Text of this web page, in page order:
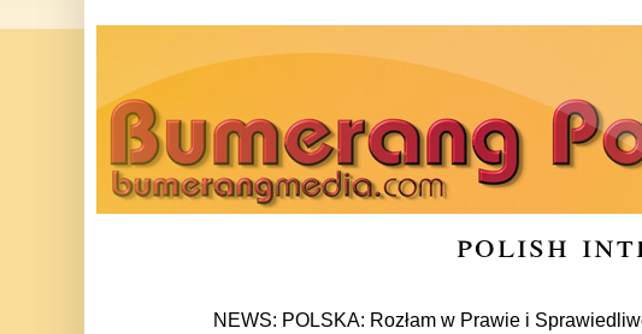
polish
NEWS: POLSKA: Rozłam w Prawie i